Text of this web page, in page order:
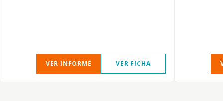
VER INFORME VER FICHA